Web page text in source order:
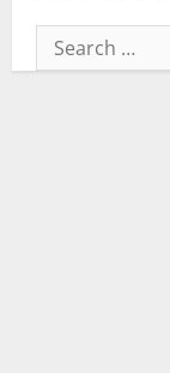
Search
for: